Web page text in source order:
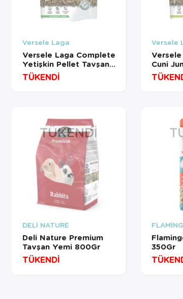
Versele Laga
Versele Laga Complete
Yetişkin Pellet Tavşan
Yemi 500 Gr
TÜKENDİ
Versele
Cuni
Tavşan
TÜKENDI
DELİ NATURE
Deli Nature Premium
Tavşan Yemi 800Gr
TÜKENDİ
350Gr